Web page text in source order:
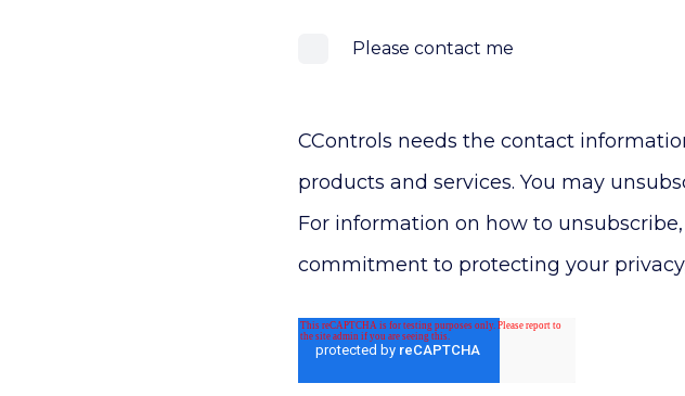
Please contact me
CControls needs the contact
products and services. You may
For information on how to
commitment to protecting your